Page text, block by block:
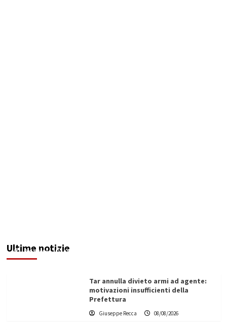
Ultime notizie
Redazione 08/08/2026
Tar annulla divieto armi ad agente:
motivazioni insufficienti della
Prefettura
Giuseppe Recca 08/08/2026